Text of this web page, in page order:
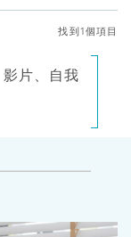
找到1個項目
片、自我